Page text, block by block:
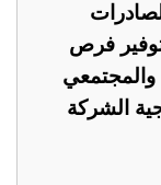
فرص
والمجتمعي
الشركة